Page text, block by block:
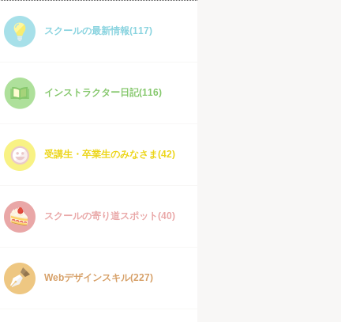
スクールの最新情報(117)
インストラクター日記(116)
受講生・卒業生のみなさま(42)
スクールの寄り道スポット(40)
Webデザインスキル(227)